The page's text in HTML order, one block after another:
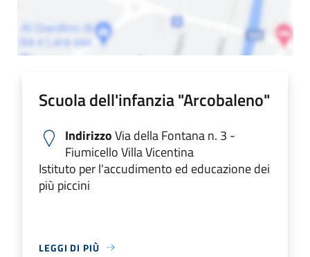
Scuola dell'infanzia "Arcobaleno"
IndirizzoVia della Fontana n. 3 -
Fiumicello Villa Vicentina
Istituto per l'accudimento ed educazione dei
più piccini
LEGGI DI PIÙ